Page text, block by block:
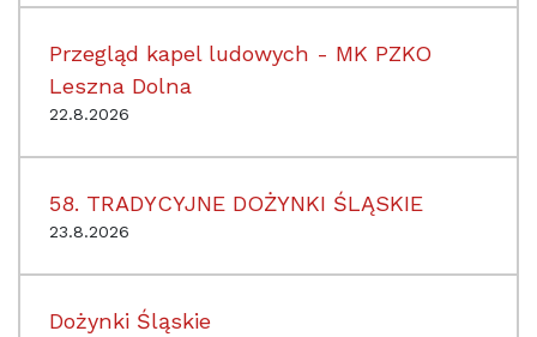
Przegląd kapel ludowych - MK PZKO
Leszna Dolna
22.8.2026
58. TRADYCYJNE DOŻYNKI ŚLĄSKIE
23.8.2026
Dożynki Śląskie